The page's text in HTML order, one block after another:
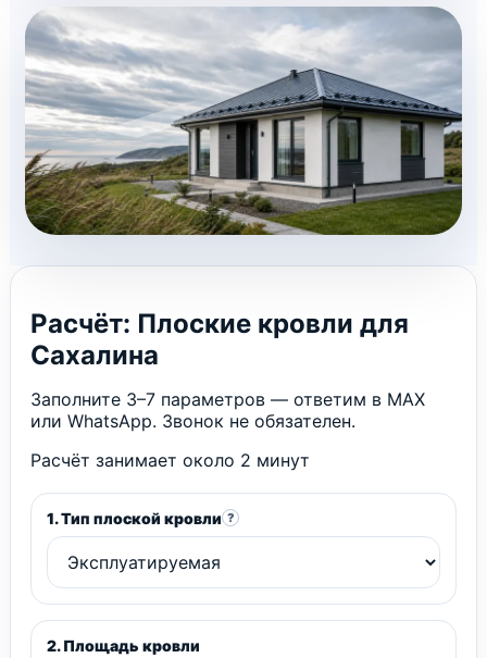
Расчёт: Плоские кровли для
Сахалина
Заполните 3–7 параметров — ответим в MAX
или WhatsApp. Звонок не обязателен.
Расчёт занимает около 2 минут
1. Тип плоской кровли ?
2. Площадь кровли